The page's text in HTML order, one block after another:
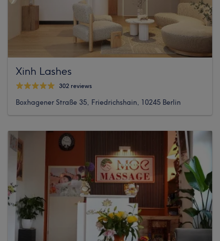
Xinh Lashes
302 reviews
Boxhagener Straße 35, Friedrichshain, 10245 Berlin